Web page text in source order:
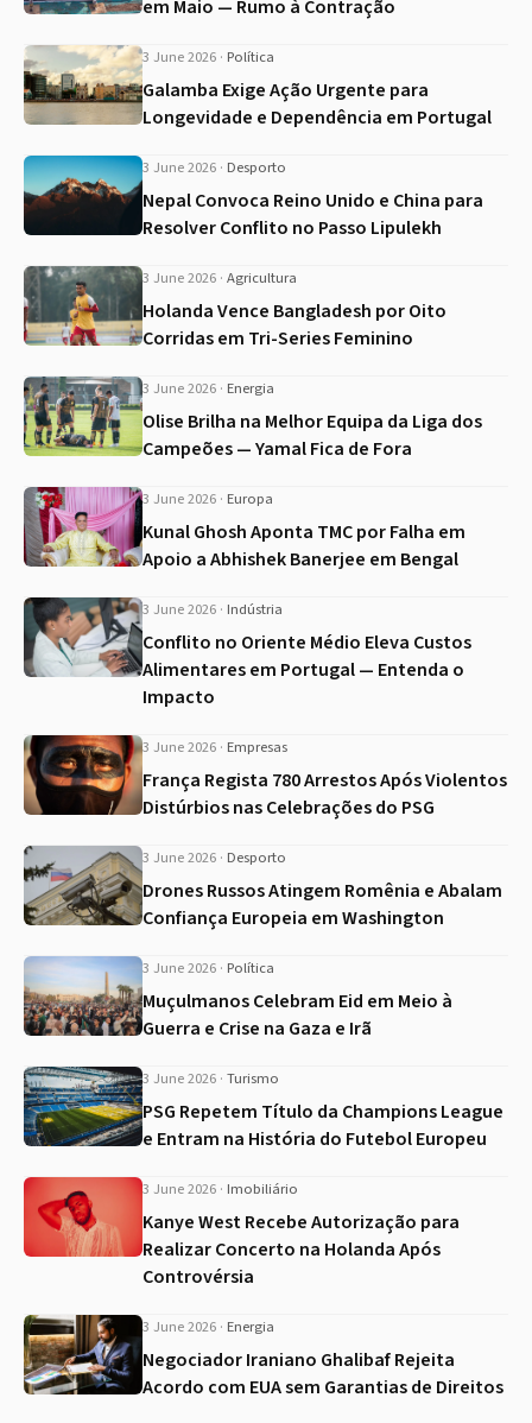
em Maio — Rumo à Contração
3 June 2026 · Política
Galamba Exige Ação Urgente para
Longevidade e Dependência em Portugal
3 June 2026 · Desporto
Nepal Convoca Reino Unido e China para
Resolver Conflito no Passo Lipulekh
3 June 2026 · Agricultura
Holanda Vence Bangladesh por Oito
Corridas em Tri-Series Feminino
3 June 2026 · Energia
Olise Brilha na Melhor Equipa da Liga dos
Campeões — Yamal Fica de Fora
3 June 2026 · Europa
Kunal Ghosh Aponta TMC por Falha em
Apoio a Abhishek Banerjee em Bengal
3 June 2026 · Indústria
Conflito no Oriente Médio Eleva Custos
Alimentares em Portugal — Entenda o
Impacto
3 June 2026 · Empresas
França Regista 780 Arrestos Após Violentos
Distúrbios nas Celebrações do PSG
3 June 2026 · Desporto
Drones Russos Atingem Romênia e Abalam
Confiança Europeia em Washington
3 June 2026 · Política
Muçulmanos Celebram Eid em Meio à
Guerra e Crise na Gaza e Irã
3 June 2026 · Turismo
PSG Repetem Título da Champions League
e Entram na História do Futebol Europeu
3 June 2026 · Imobiliário
Kanye West Recebe Autorização para
Realizar Concerto na Holanda Após
Controvérsia
3 June 2026 · Energia
Negociador Iraniano Ghalibaf Rejeita
Acordo com EUA sem Garantias de Direitos